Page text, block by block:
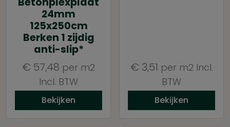
24mm
125x250cm
Berken 1 zijdig
anti-slip*
€ 57,48 per m2
Incl. BTW
Bekijken
€ 3,51 per m2 Incl.
BTW
Bekijken